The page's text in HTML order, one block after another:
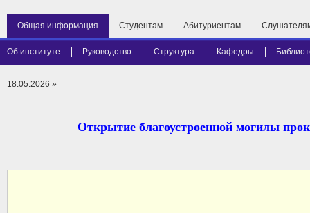
Общая информация
Об институте Руководство Структура Кафедры
Студентам Абитуриентам
18.05.2026 »
Открытие благоустроенной могилы